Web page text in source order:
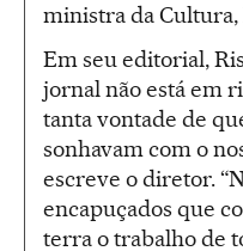
ministra da
Em seu editorial,
jornal não está em
tanta vontade de
sonhavam com o
escreve o diretor.
encapuçados que
terra o trabalho de